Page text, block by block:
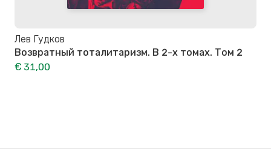
Лев Гудков
Возвратный тоталитаризм. В 2-х томах. Том 2
€ 31,00